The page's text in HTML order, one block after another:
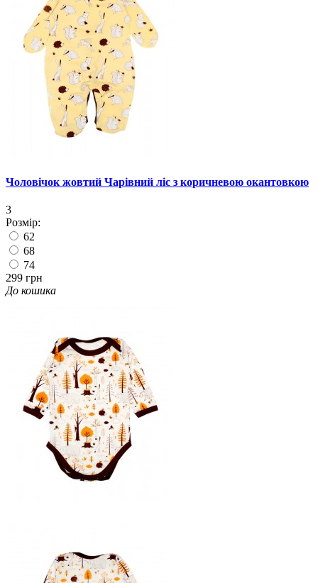
Чоловічок жовтий Чарівний ліс з коричневою окантовкою
3
Розмір:
62
68
74
299 грн
До кошика